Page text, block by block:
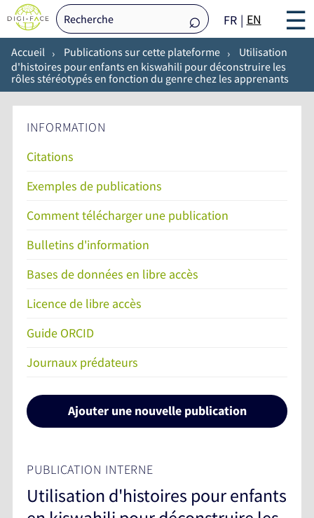
FR EN ☰
Accueil Publications sur cette plateforme
Utilisation
d'histoires pour enfants en kiswahili pour déconstruire les
rôles stéréotypés en fonction du genre chez les apprenants
INFORMATION
Citations
Exemples de publications
Comment télécharger une publication
Bulletins d'information
Bases de données en libre accès
Licence de libre accès
Guide ORCID
Journaux prédateurs
Ajouter une nouvelle publication
PUBLICATION INTERNE
Utilisation d'histoires pour enfants